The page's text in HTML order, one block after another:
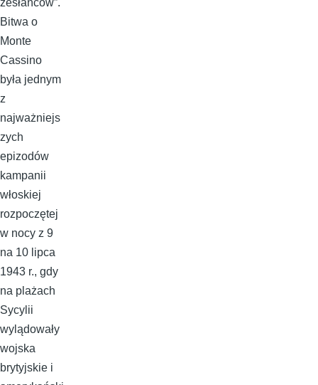
zesłańców”.
Bitwa o
Monte
Cassino
była jednym
z
najważniejs
zych
epizodów
kampanii
włoskiej
rozpoczętej
w nocy z 9
na 10 lipca
1943 r., gdy
na plażach
Sycylii
wylądowały
wojska
brytyjskie i